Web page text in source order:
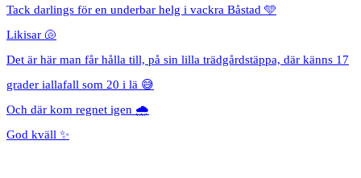
Tack darlings för en underbar helg i vackra Båstad 🩵
Likisar 🐚
Det är här man får hålla till, på sin lilla trädgårdstäppa, där känns 17
grader iallafall som 20 i lä 😅
Och där kom regnet igen 🌧️
God kväll ✨